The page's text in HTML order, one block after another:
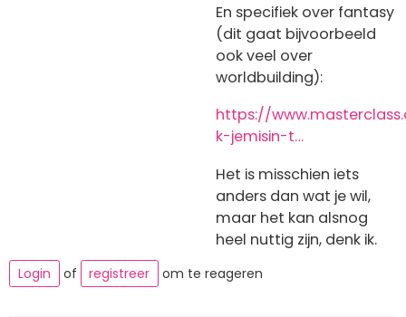
En specifiek over fantasy
(dit gaat bijvoorbeeld
ook veel over
worldbuilding):
https://
k-jemisin-t…
Het is misschien iets
anders dan wat je wil,
maar het kan alsnog
heel nuttig zijn, denk ik.
Login of registreer om te reageren